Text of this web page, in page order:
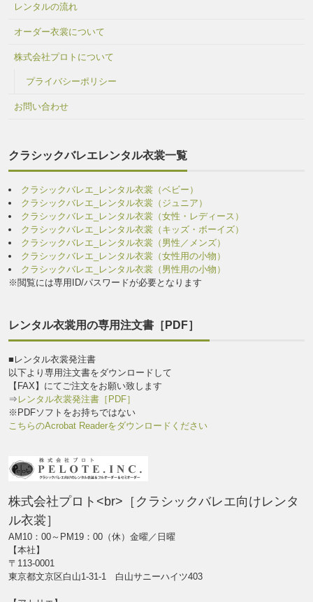
レンタルの流れ
オーダー衣裳について
株式会社プロトについて
プライバシーポリシー
お問い合わせ
クラシックバレエレンタル衣裳一覧
クラシックバレエ_レンタル衣裳（ベビー）
クラシックバレエ_レンタル衣裳（ジュニア）
クラシックバレエ_レンタル衣裳（女性・レディース）
クラシックバレエ_レンタル衣裳（キッズ・ボーイズ）
クラシックバレエ_レンタル衣裳（男性／メンズ）
クラシックバレエ_レンタル衣裳（女性用の小物）
クラシックバレエ_レンタル衣裳（男性用の小物）
※閲覧には専用ID/パスワードが必要となります
レンタル衣裳用の専用注文書［PDF］
■レンタル衣裳発注書
以下より専用注文書をダウンロードして
【FAX】にてご注文をお願い致します
⇒ レンタル衣裳発注書［PDF］
※PDFソフトをお持ちではない
こちらのAcrobat Readerをダウンロードください
株式会社プロト<br>［クラシックバレエ向けレンタ
ル衣裳］
AM10：00～PM19：00（休）金曜／日曜
【本社】
〒113-0001
東京都文京区白山1-31-1 白山サニーハイツ403